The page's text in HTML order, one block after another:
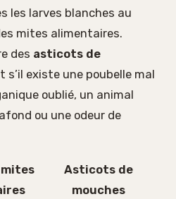
les larves blanches au
mites alimentaires.
des asticots de
s’il existe une poubelle mal
oublié, un animal
ou une odeur de
Asticots de
mouches